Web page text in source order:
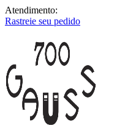
Atendimento:
Rastreie seu pedido